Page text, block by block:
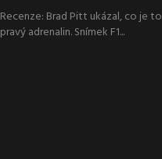
Recenze: Brad Pitt ukázal, co je to
pravý adrenalin. Snímek F1...